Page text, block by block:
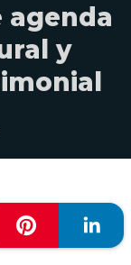
agenda
y